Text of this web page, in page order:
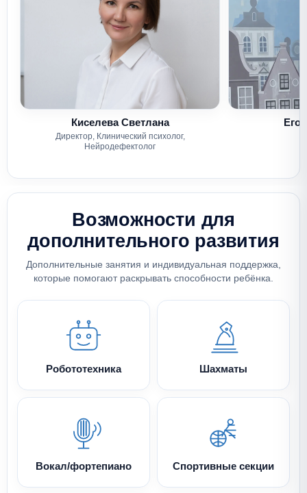
Киселева Светлана
Директор, Клинический психолог,
Нейродефектолог
Возможности для
дополнительного развития
Дополнительные занятия и индивидуальная поддержка,
которые помогают раскрывать способности ребёнка.
Робототехника Шахматы
Вокал/фортепиано Спортивные секции